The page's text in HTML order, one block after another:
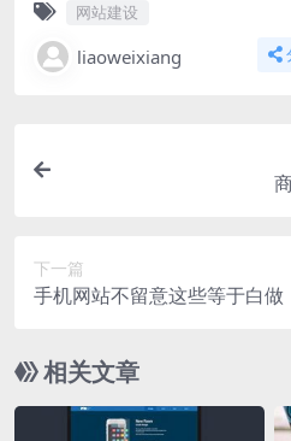
网站建设
liaoweixiang
下一篇
手机网站不留意这些等于白做
相关文章